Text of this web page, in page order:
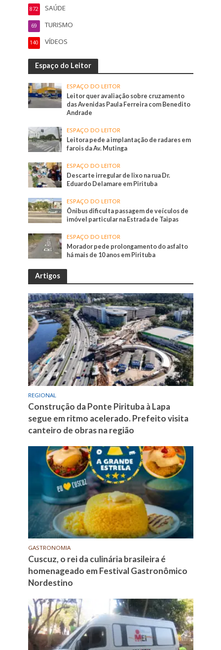
SAÚDE
872
TURISMO
69
VÍDEOS
140
Espaço do Leitor
ESPAÇO DO LEITOR
Leitor quer avaliação sobre cruzamento
das Avenidas Paula Ferreira com Benedito
Andrade
ESPAÇO DO LEITOR
Leitora pede a implantação de radares em
farois da Av. Mutinga
ESPAÇO DO LEITOR
Descarte irregular de lixo na rua Dr.
Eduardo Delamare em Pirituba
ESPAÇO DO LEITOR
Ônibus dificulta passagem de veículos de
imóvel particular na Estrada de Taipas
ESPAÇO DO LEITOR
Morador pede prolongamento do asfalto
há mais de 10 anos em Pirituba
Artigos
REGIONAL
Construção da Ponte Pirituba à Lapa
segue em ritmo acelerado. Prefeito visita
canteiro de obras na região
GASTRONOMIA
Cuscuz, o rei da culinária brasileira é
homenageado em Festival Gastronômico
Nordestino